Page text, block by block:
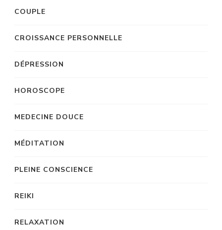
COUPLE
CROISSANCE PERSONNELLE
DÉPRESSION
HOROSCOPE
MEDECINE DOUCE
MÉDITATION
PLEINE CONSCIENCE
REIKI
RELAXATION